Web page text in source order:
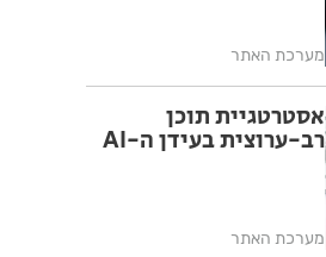
מערכת האתר
אסטרטגיית תוכן
רב-ערוצית בעידן ה-AI
מערכת האתר